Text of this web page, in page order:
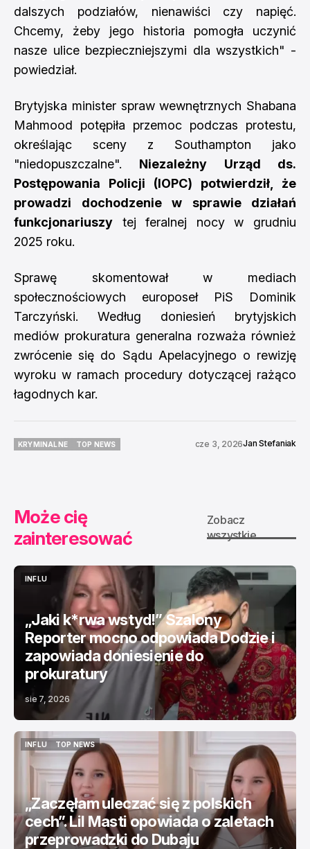
dalszych podziałów, nienawiści czy napięć.
Chcemy, żeby jego historia pomogła uczynić
nasze ulice bezpieczniejszymi dla wszystkich" -
powiedział.
Brytyjska minister spraw wewnętrznych Shabana
Mahmood potępiła przemoc podczas protestu,
określając sceny z Southampton jako
"niedopuszczalne". Niezależny Urząd ds.
Postępowania Policji (IOPC) potwierdził, że
prowadzi dochodzenie w sprawie działań
funkcjonariuszy tej feralnej nocy w grudniu
2025 roku.
Sprawę skomentował w mediach
społecznościowych europoseł PiS Dominik
Tarczyński. Według doniesień brytyjskich
mediów prokuratura generalna rozważa również
zwrócenie się do Sądu Apelacyjnego o rewizję
wyroku w ramach procedury dotyczącej rażąco
łagodnych kar.
KRYMINALNE
TOP NEWS
cze 3, 2026Jan Stefaniak
Może cię
zainteresować
Zobacz
wszystkie
INFLU
„Jaki k*rwa wstyd!” Szalony
Reporter mocno odpowiada Dodzie i
zapowiada doniesienie do
prokuratury
sie 7, 2026
INFLU
INFLU
TOP NEWS
TOP NEWS
„Zaczęłam uleczać się z polskich
cech”. Lil Masti opowiada o zaletach
przeprowadzki do Dubaju